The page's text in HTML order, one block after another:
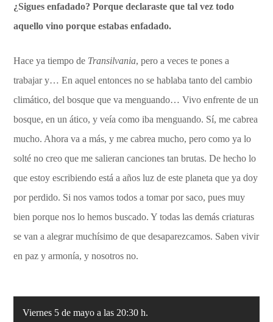
¿Sigues enfadado? Porque declaraste que tal vez todo
aquello vino porque estabas enfadado.
Hace ya tiempo de Transilvania, pero a veces te pones a
trabajar y… En aquel entonces no se hablaba tanto del cambio
climático, del bosque que va menguando… Vivo enfrente de un
bosque, en un ático, y veía como iba menguando. Sí, me cabrea
mucho. Ahora va a más, y me cabrea mucho, pero como ya lo
solté no creo que me salieran canciones tan brutas. De hecho lo
que estoy escribiendo está a años luz de este planeta que ya doy
por perdido. Si nos vamos todos a tomar por saco, pues muy
bien porque nos lo hemos buscado. Y todas las demás criaturas
se van a alegrar muchísimo de que desaparezcamos. Saben vivir
en paz y armonía, y nosotros no.
Viernes 5 de mayo a las 20:30 h.